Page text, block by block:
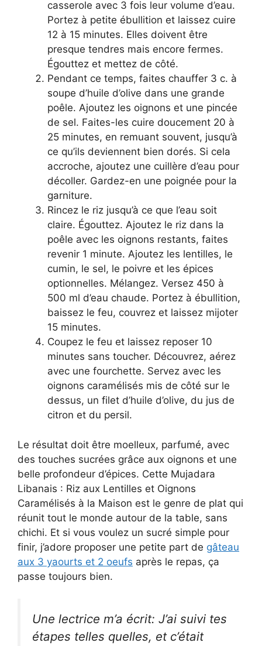
casserole avec 3 fois leur volume d’eau.
Portez à petite ébullition et laissez cuire
12 à 15 minutes. Elles doivent être
presque tendres mais encore fermes.
Égouttez et mettez de côté.
Pendant ce temps, faites chauffer 3 c. à
soupe d’huile d’olive dans une grande
poêle. Ajoutez les oignons et une pincée
de sel. Faites-les cuire doucement 20 à
25 minutes, en remuant souvent, jusqu’à
ce qu’ils deviennent bien dorés. Si cela
accroche, ajoutez une cuillère d’eau pour
décoller. Gardez-en une poignée pour la
garniture.
Rincez le riz jusqu’à ce que l’eau soit
claire. Égouttez. Ajoutez le riz dans la
poêle avec les oignons restants, faites
revenir 1 minute. Ajoutez les lentilles, le
cumin, le sel, le poivre et les épices
optionnelles. Mélangez. Versez 450 à
500 ml d’eau chaude. Portez à ébullition,
baissez le feu, couvrez et laissez mijoter
15 minutes.
Coupez le feu et laissez reposer 10
minutes sans toucher. Découvrez, aérez
avec une fourchette. Servez avec les
oignons caramélisés mis de côté sur le
dessus, un filet d’huile d’olive, du jus de
citron et du persil.
Le résultat doit être moelleux, parfumé, avec
des touches sucrées grâce aux oignons et une
belle profondeur d’épices. Cette Mujadara
Libanais : Riz aux Lentilles et Oignons
Caramélisés à la Maison est le genre de plat qui
réunit tout le monde autour de la table, sans
chichi. Et si vous voulez un sucré simple pour
finir, j’adore proposer une petite part de gâteau
aux 3 yaourts et 2 oeufs après le repas, ça
passe toujours bien.
Une lectrice m’a écrit: J’ai suivi tes
étapes telles quelles, et c’était